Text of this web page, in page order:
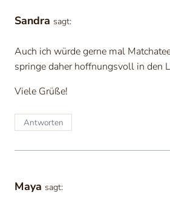
Sandra sagt:
Auch ich würde gerne mal
springe daher hoffnungsvoll in den
Viele Grüße!
Antworten
Maya sagt: